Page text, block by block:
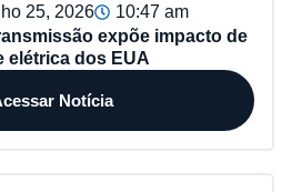
25, 2026
10:47 am
expõe impacto de
elétrica dos EUA
Notícia